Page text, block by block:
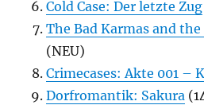
Cold Case: Der letzte Zug
The Bad Karmas and
(NEU)
Crimecases: Akte 001 –
Dorfromantik: Sakura